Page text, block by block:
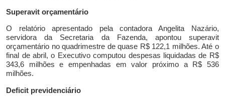
Superavit orçamentário
O relatórioapresentado pela contadora Angelita Nazário,
servidora da Secretaria da Fazenda, apontou superavit
orçamentário no quadrimestre de quase R$ 122,1 milhões. Até o
final de abril,o Executivo computou despesas liquidadas de R$
343,6 milhões e empenhadas em valor próximo a R$ 536
milhões.
Deficit previdenciário